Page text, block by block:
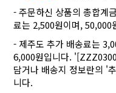
- 주문하신 상품의 총합계
료는 2,500원이며, 50,000
- 제주도 추가 배송료는
6,000원입니다.
담거나 배송지 정보란의 '
니다.